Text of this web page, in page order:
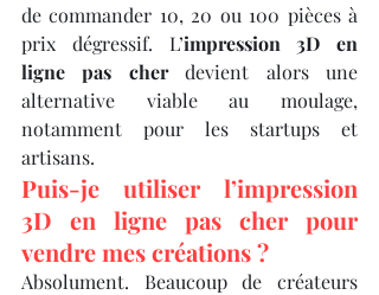
de commander 10, 20 ou 100 pièces à
prix dégressif. L’impression 3D en
ligne pas cher devient alors une
alternative viable au moulage,
notamment pour les startups et
artisans.
Puis-je utiliser l’impression
3D en ligne pas cher pour
vendre mes créations ?
Absolument. Beaucoup de créateurs